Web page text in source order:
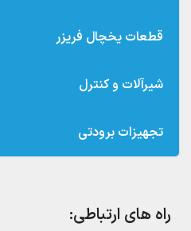
قطعات یخچال فریزر
شیرآلات و کنترل
تجهیزات برودتی
راه های ارتباطی: